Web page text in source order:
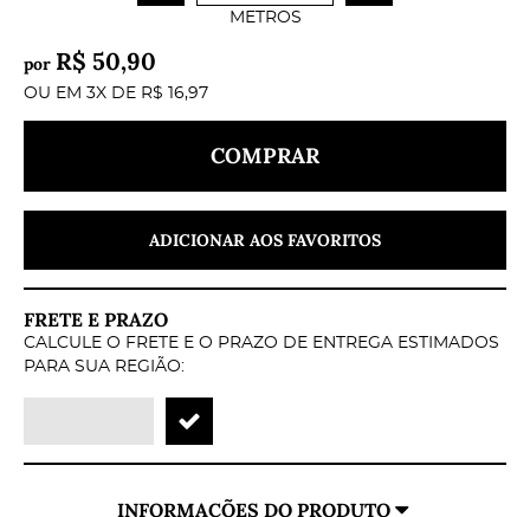
METROS
por R$ 50,90
OU EM 3X DE R$ 16,97
COMPRAR
ADICIONAR AOS FAVORITOS
FRETE E PRAZO
CALCULE O FRETE E O PRAZO DE ENTREGA ESTIMADOS
PARA SUA REGIÃO:
INFORMAÇÕES DO PRODUTO